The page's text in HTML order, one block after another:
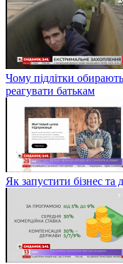
Чому підлітки
реагувати батькам
Як запустити бізнес та